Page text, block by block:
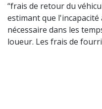
“frais de retour du
estimant que
nécessaire dans les
loueur. Les frais de